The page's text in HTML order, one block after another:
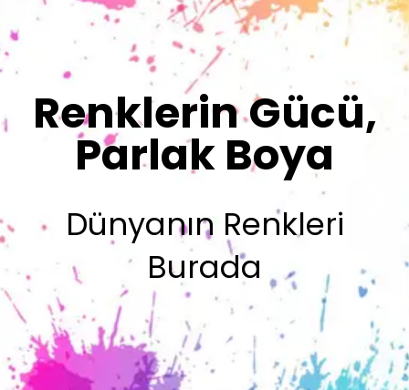
Renklerimiz
Sizin İmzanız
Olsun